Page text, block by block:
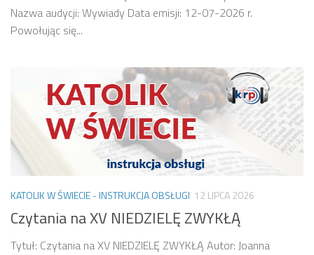
Nazwa audycji: Wywiady Data emisji: 12-07-2026 r.
Powołując się...
KATOLIK W ŚWIECIE - INSTRUKCJA OBSŁUGI 12 LIPCA 2026
Czytania na XV NIEDZIELĘ ZWYKŁĄ
Tytuł: Czytania na XV NIEDZIELĘ ZWYKŁĄ Autor: Joanna